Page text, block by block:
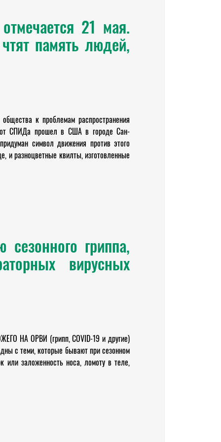
21 мая.
память людей,
к проблемам распространения
от СПИДа прошел в США в городе Сан-
символ движения против этого
и разноцветные квилты, изготовленные
гриппа,
вирусных
НА ОРВИ (грипп, COVID-19 и другие)
с теми, которые бывают при сезонном
или заложенность носа, ломоту в теле,